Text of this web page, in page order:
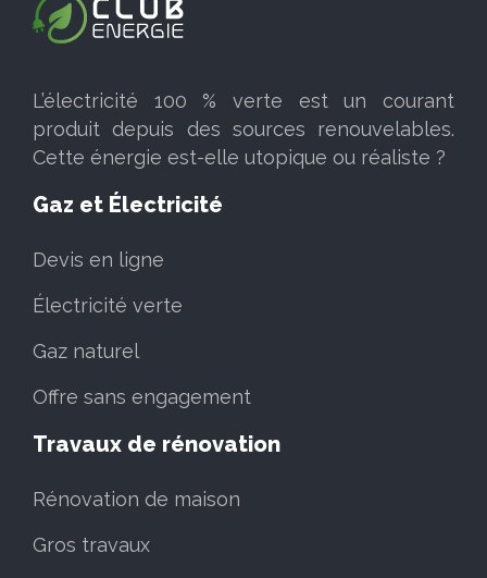
L’électricité 100 % verte est un courant
produit depuis des sources renouvelables.
Cette énergie est-elle utopique ou réaliste ?
Gaz et Électricité
Devis en ligne
Électricité verte
Gaz naturel
Offre sans engagement
Travaux de rénovation
Rénovation de maison
Gros travaux